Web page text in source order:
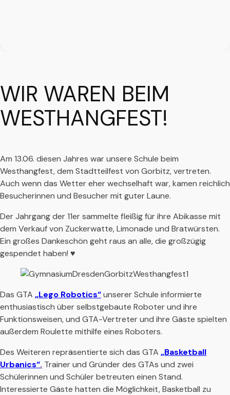
WIR WAREN BEIM
WESTHANGFEST!
Am 13.06. diesen Jahres war unsere Schule beim
Westhangfest, dem Stadtteilfest von Gorbitz, vertreten.
Auch wenn das Wetter eher wechselhaft war, kamen reichlich
Besucherinnen und Besucher mit guter Laune.
Der Jahrgang der 11er sammelte fleißig für ihre Abikasse mit
dem Verkauf von Zuckerwatte, Limonade und Bratwürsten.
Ein großes Dankeschön geht raus an alle, die großzügig
gespendet haben! ♥️
Das GTA „Lego Robotics“unserer Schule informierte
enthusiastisch über selbstgebaute Roboter und ihre
Funktionsweisen, und GTA-Vertreter und ihre Gäste spielten
außerdem Roulette mithilfe eines Roboters.
Des Weiteren repräsentierte sich das GTA „Basketball
Urbanics“. Trainer und Gründer des GTAs und zwei
Schülerinnen und Schüler betreuten einen Stand.
Interessierte Gäste hatten die Möglichkeit, Basketball zu